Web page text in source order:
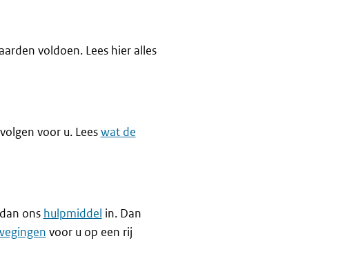
voldoen. Lees hier alles
voor u. Leeswat de
ons hulpmiddel in. Dan
voor u op een rij